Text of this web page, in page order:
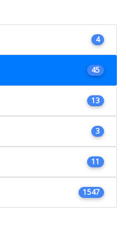
4
45
13
3
11
1547